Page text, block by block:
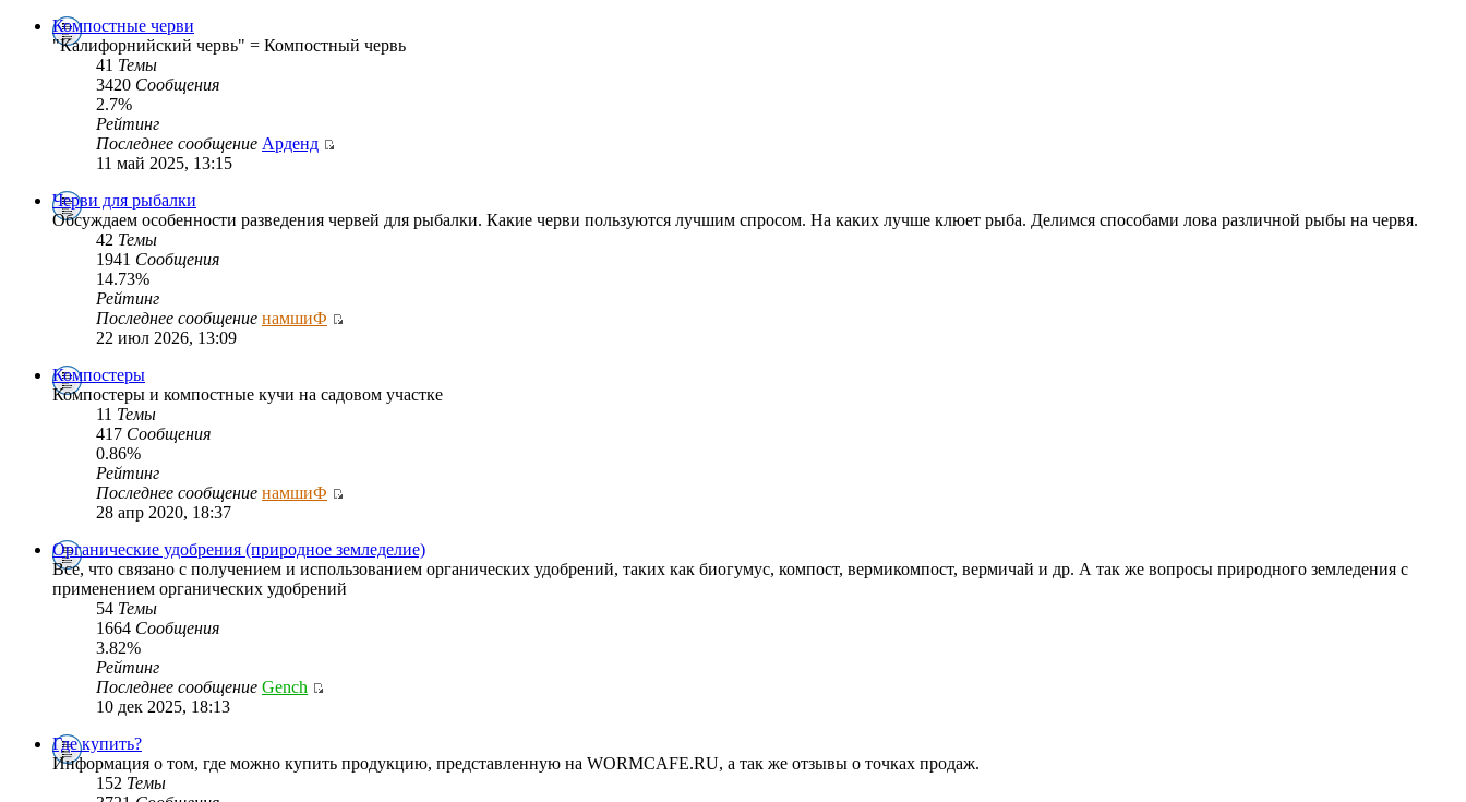
Компостные черви
"Калифорнийский червь" = Компостный червь
41 Темы
3420 Сообщения
2.7%
Рейтинг
Последнее сообщение Арденд
11 май 2025, 13:15
Черви для рыбалки
Обсуждаем особенности разведения червей для рыбалки. Какие черви пользуются лучшим спросом. На каких лучше клюет рыба. Делимся способами лова различной рыбы на червя.
42 Темы
1941 Сообщения
14.73%
Рейтинг
Последнее сообщение намшиФ
22 июл 2026, 13:09
Компостеры
Компостеры и компостные кучи на садовом участке
11 Темы
417 Сообщения
0.86%
Рейтинг
Последнее сообщение намшиФ
28 апр 2020, 18:37
Органические удобрения (природное земледелие)
Все, что связано с получением и использованием органических удобрений, таких как биогумус, компост, вермикомпост, вермичай и др. А так же вопросы природного земледения с
применением органических удобрений
54 Темы
1664 Сообщения
3.82%
Рейтинг
Последнее сообщение Gench
10 дек 2025, 18:13
Где купить?
Информация о том, где можно купить продукцию, представленную на WORMCAFE.RU, а так же отзывы о точках продаж.
152 Темы